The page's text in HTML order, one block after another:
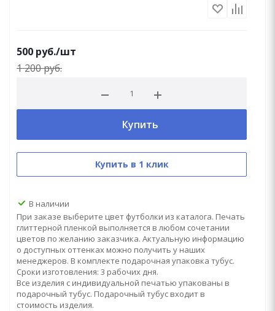
500 руб./шт
1 200руб.
Купить
Купить в 1 клик
В наличии
При заказе выберите цвет футболки из каталога. Печать
глиттерной пленкой выполняется в любом сочетании
цветов по желанию заказчика. Актуальную информацию
о доступных оттенках можно получить у наших
менеджеров. В комплекте подарочная упаковка тубус.
Сроки изготовления: 3 рабочих дня.
Все изделия с индивидуальной печатью упакованы в
подарочный тубус. Подарочный тубус входит в
стоимость изделия.